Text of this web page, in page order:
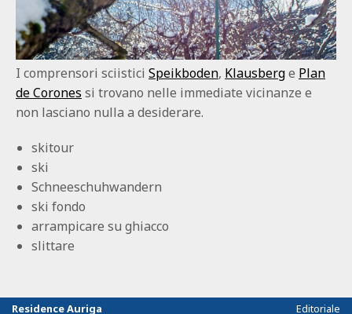
I comprensori sciistici Speikboden, Klausberge Plan
de Corones si trovano nelle immediate vicinanze e
non lasciano nulla a desiderare.
skitour
ski
Schneeschuhwandern
ski fondo
arrampicare su ghiacco
slittare
Residence Auriga Editoriale